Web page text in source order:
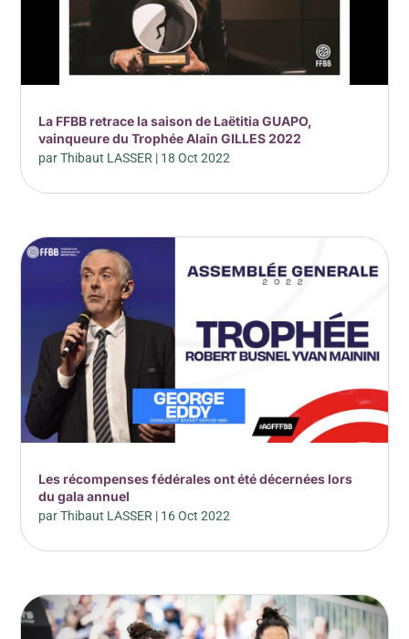
La FFBB retrace la saison de Laëtitia GUAPO,
vainqueure du Trophée Alain GILLES 2022
parThibaut LASSER | 18 Oct 2022
Les récompenses fédérales ont été décernées lors
du gala annuel
parThibaut LASSER | 16 Oct 2022